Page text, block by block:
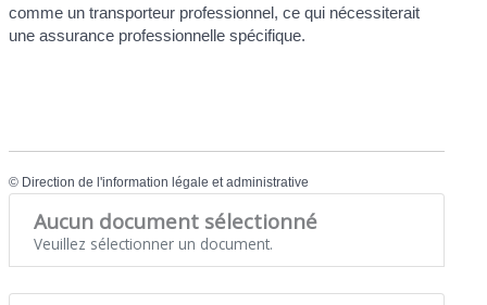
comme un transporteur professionnel, ce qui nécessiterait
une assurance professionnelle spécifique.
© Direction de l'information légale et administrative
Aucun document sélectionné
Veuillez sélectionner un document.